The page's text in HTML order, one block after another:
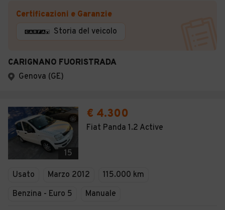
Certificazioni e Garanzie
Storia del veicolo
CARIGNANO FUORISTRADA
Genova (GE)
15
€ 4.300
Fiat Panda 1.2 Active
Usato Marzo 2012
115.000 km
Benzina - Euro 5
Manuale